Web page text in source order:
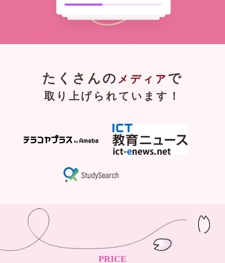
たくさんの メディア で
取り上げられています！
PRICE